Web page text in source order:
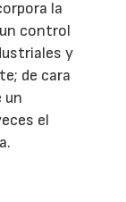
la
control
y
de cara
un
el